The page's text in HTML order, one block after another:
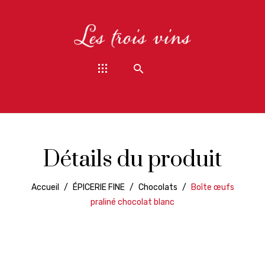
Détails du produit
Accueil / ÉPICERIE FINE / Chocolats /
Boîte œufs
praliné chocolat blanc